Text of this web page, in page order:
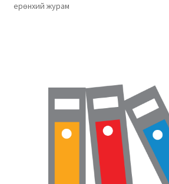
ХАБЭА-н багц
Дотоод журмын багц
Компанийн удирдлагын бичиг баримт
ерөнхий журам